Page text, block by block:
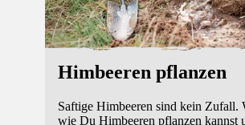
Himbeeren pflanzen
Saftige Himbeeren sind kein Zufall.
wie Du Himbeeren pflanzen kannst